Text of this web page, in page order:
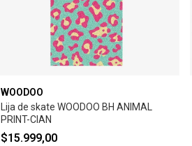
WOODOO
Lija de skate WOODOO BH ANIMAL
PRINT-CIAN
$15.999,00